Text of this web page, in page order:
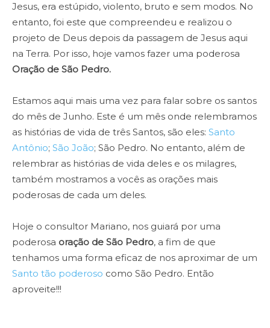
Jesus, era estúpido, violento, bruto e sem modos. No
entanto, foi este que compreendeu e realizou o
projeto de Deus depois da passagem de Jesus aqui
na Terra. Por isso, hoje vamos fazer uma poderosa
Oração de São Pedro.
Estamos aqui mais uma vez para falar sobre os santos
do mês de Junho. Este é um mês onde relembramos
as histórias de vida de três Santos, são eles: Santo
Antônio; São João; São Pedro. No entanto, além de
relembrar as histórias de vida deles e os milagres,
também mostramos a vocês as orações mais
poderosas de cada um deles.
Hoje o consultor Mariano, nos guiará por uma
poderosa oração de São Pedro, a fim de que
tenhamos uma forma eficaz de nos aproximar de um
Santo tão poderoso como São Pedro. Então
aproveite!!!